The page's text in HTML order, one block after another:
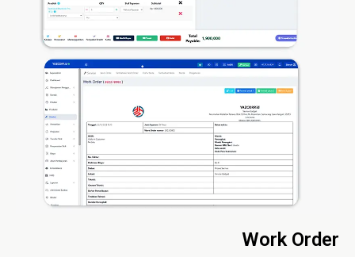
Work Order